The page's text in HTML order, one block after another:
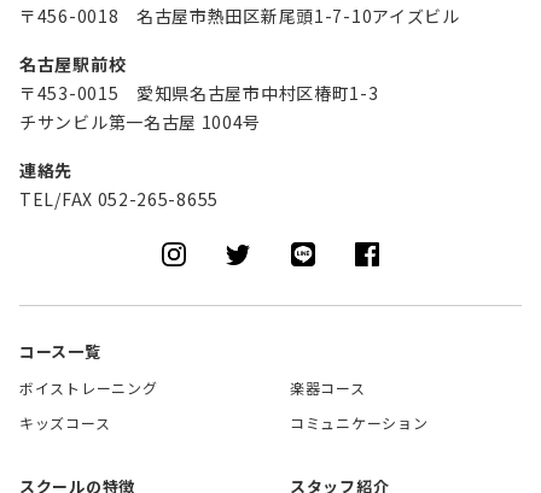
〒456-0018 名古屋市熱田区新尾頭1-7-10アイズビル
名古屋駅前校
〒453-0015 愛知県名古屋市中村区椿町1-3
チサンビル第一名古屋 1004号
連絡先
TEL/FAX 052-265-8655
コース一覧
ボイストレーニング
楽器コース
キッズコース
コミュニケーション
スクールの特徴 スタッフ紹介